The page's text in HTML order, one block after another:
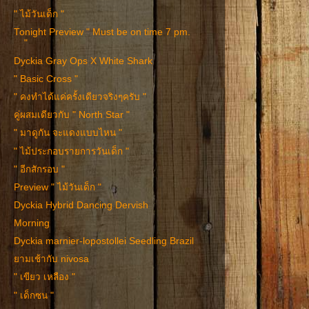
" ไม้วันเด็ก "
Tonight Preview " Must be on time 7 pm.
"
Dyckia Gray Ops X White Shark
" Basic Cross "
" คงทำได้แค่ครั้งเดียวจริงๆครับ "
คู่ผสมเดียวกับ " North Star "
" มาดูกัน จะแดงแบบไหน "
" ไม้ประกอบรายการวันเด็ก "
" อีกสักรอบ "
Preview " ไม้วันเด็ก "
Dyckia Hybrid Dancing Dervish
Morning
Dyckia marnier-lopostollei Seedling Brazil
ยามเช้ากับ nivosa
" เขียว เหลือง "
" เด็กซน "